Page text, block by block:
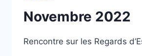
Novembre 2022
Rencontre sur les Regards